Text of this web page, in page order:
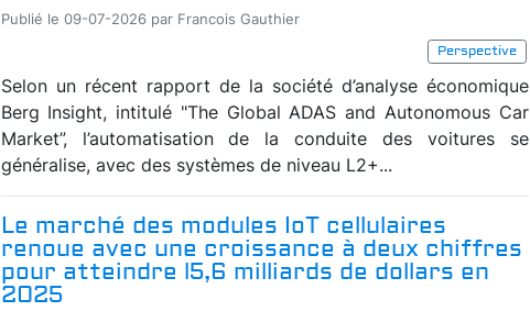
Publié le 09-07-2026 par Francois Gauthier
Perspective
Selon un récent rapport de la société d’analyse économique
Berg Insight, intitulé "The Global ADAS and Autonomous Car
Market”, l’automatisation de la conduite des voitures se
généralise, avec des systèmes de niveau L2+...
Le marché des modules IoT cellulaires
renoue avec une croissance à deux chiffres
pour atteindre l5,6 milliards de dollars en
2025